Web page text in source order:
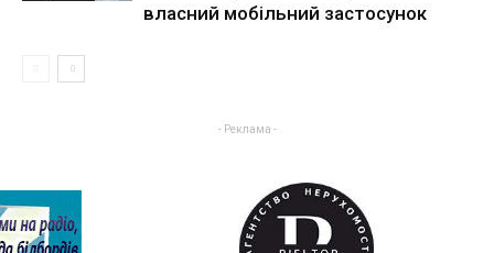
власний мобільний застосунок
- Реклама -